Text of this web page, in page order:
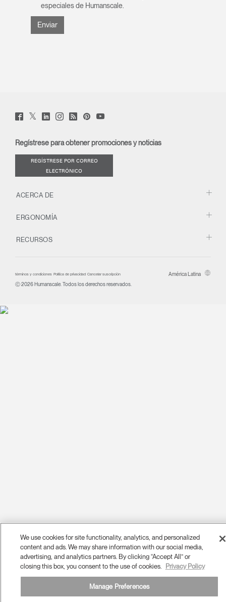
especiales de Humanscale.
Facebook
(opens
Twitter
(opens
LinkedIn
(opens
Instagram
(opens
Humanscale
Blog
window)
PinterstYouTube
Regístrese para obtener promociones y noticias
REGÍSTRESE POR CORREO
ELECTRÓNICO
ACERCA DE
ERGONOMÍA
RECURSOS
términos y condiciones Política de privacidad Cancelar suscripción
América Latina
Ⓒ 2026 Humanscale. Todos los derechos reservados.
We use cookies for site functionality, analytics, and personalized
content and ads. We may share information with our social media,
advertising, and analytics partners. By clicking “Accept All” or
closing this box, you consent to the use of cookies.
Privacy Policy
Manage Preferences